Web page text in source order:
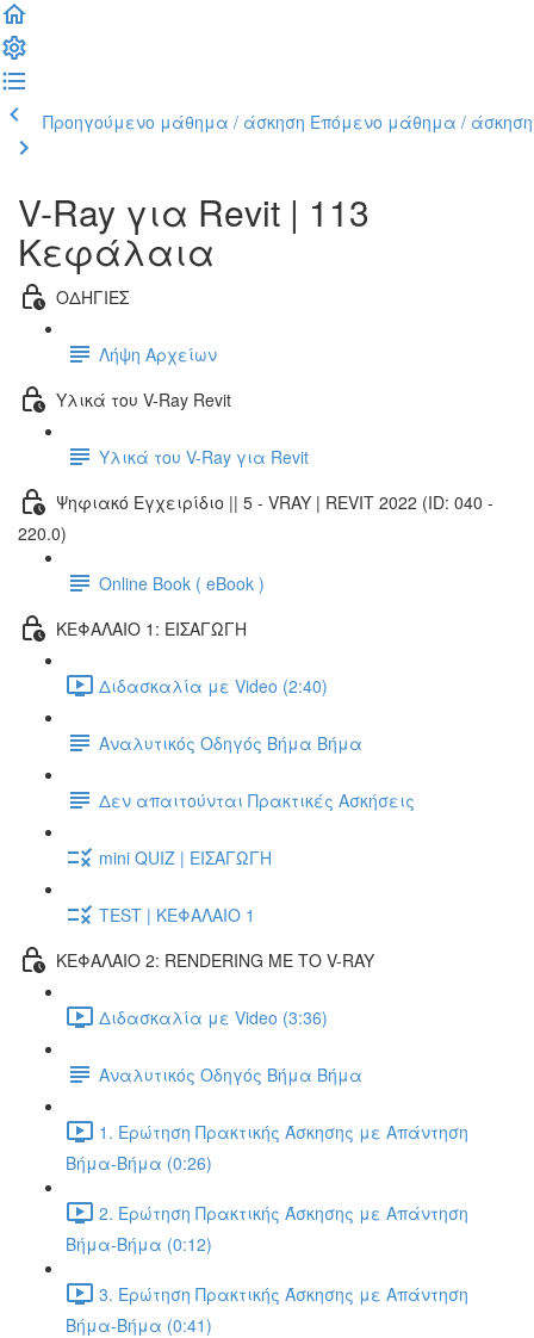
Προηγούμενο μάθημα / άσκηση Επόμενο μάθημα / άσκηση
V-Ray για Revit | 113
Κεφάλαια
ΟΔΗΓΙΕΣ
Λήψη Αρχείων
Υλικά του V-Ray Revit
Υλικά του V-Ray για Revit
Ψηφιακό Εγχειρίδιο || 5 - VRAY | REVIT 2022 (ID: 040 -
220.0)
Online Book ( eBook )
ΚΕΦΑΛΑΙΟ 1: ΕΙΣΑΓΩΓΗ
Διδασκαλία με Video (2:40)
Αναλυτικός Οδηγός Βήμα Βήμα
Δεν απαιτούνται Πρακτικές Ασκήσεις
mini QUIZ | ΕΙΣΑΓΩΓΗ
TEST | ΚΕΦΑΛΑΙΟ 1
ΚΕΦΑΛΑΙΟ 2: RENDERING ΜΕ ΤΟ V-RAY
Διδασκαλία με Video (3:36)
Αναλυτικός Οδηγός Βήμα Βήμα
1. Ερώτηση Πρακτικής Άσκησης με Απάντηση
Βήμα-Βήμα (0:26)
2. Ερώτηση Πρακτικής Άσκησης με Απάντηση
Βήμα-Βήμα (0:12)
3. Ερώτηση Πρακτικής Άσκησης με Απάντηση
Βήμα-Βήμα (0:41)